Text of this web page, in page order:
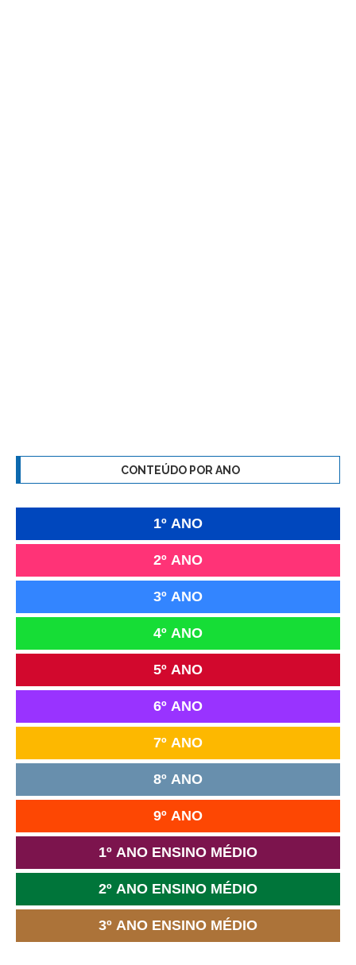
CONTEÚDO POR ANO
1º ANO
2º ANO
3º ANO
4º ANO
5º ANO
6º ANO
7º ANO
8º ANO
9º ANO
1º ANO ENSINO MÉDIO
2º ANO ENSINO MÉDIO
3º ANO ENSINO MÉDIO